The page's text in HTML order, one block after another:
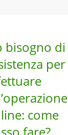
bisogno di
per
come